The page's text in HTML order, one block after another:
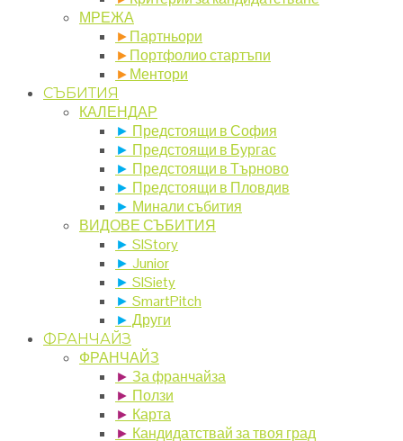
МРЕЖА
►Партньори
►Портфолио стартъпи
►Ментори
СЪБИТИЯ
КАЛЕНДАР
► Предстоящи в София
► Предстоящи в Бургас
► Предстоящи в Търново
► Предстоящи в Пловдив
► Минали събития
ВИДОВЕ СЪБИТИЯ
► SIStory
► Junior
► SISiety
► SmartPitch
► Други
ФРАНЧАЙЗ
ФРАНЧАЙЗ
► За франчайза
► Ползи
► Карта
► Кандидатствай за твоя град